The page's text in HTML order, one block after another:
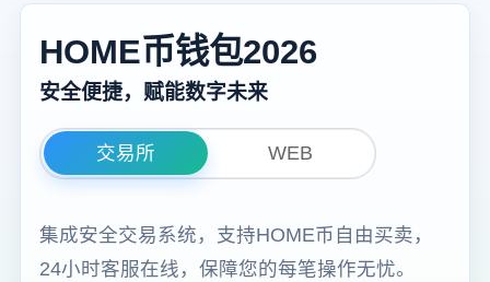
HOME币钱包2026
安全便捷，赋能数字未来
交易所 WEB
集成安全交易系统，支持HOME币自由买卖，
24小时客服在线，保障您的每笔操作无忧。